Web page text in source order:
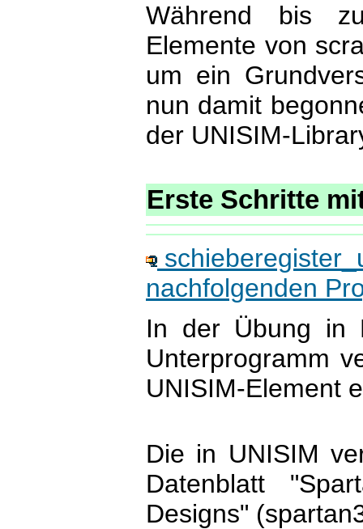
Während bis
Elemente von
um ein
nun damit
der UNISIM-
Erste Schritte
nachfolgenden
In der Übung in
Unterprogramm
UNISIM-Element
Die in UNISIM
Datenblatt
Designs"